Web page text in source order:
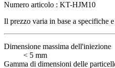
Numero articolo : KT-HJM10
Il prezzo varia in base a specifiche
Dimensione massima dell'iniezione
< 5 mm
Gamma di dimensioni delle